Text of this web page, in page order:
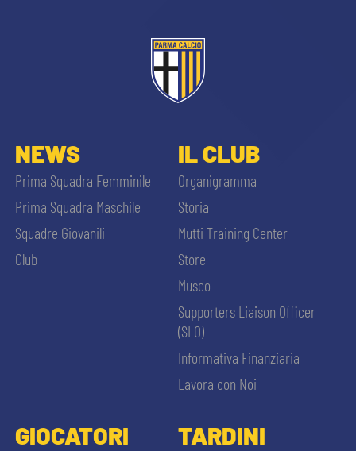
NEWS
Prima Squadra Femminile
Prima Squadra Maschile
Squadre Giovanili
Club
IL CLUB
Organigramma
Storia
Mutti Training Center
Store
Museo
Supporters Liaison Officer
(SLO)
Informativa Finanziaria
Lavora con Noi
GIOCATORI TARDINI
ACCETTA E SALVA